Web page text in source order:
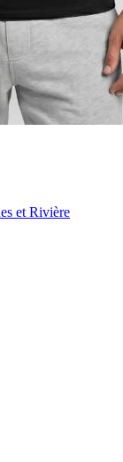
et Rivière